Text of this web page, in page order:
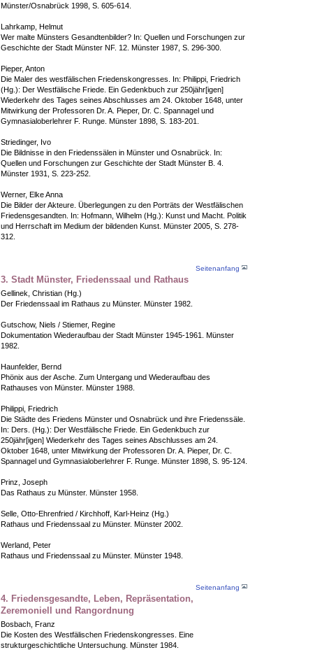
Münster/Osnabrück 1998, S. 605-614.
Lahrkamp, Helmut
Wer malte Münsters Gesandtenbilder? In: Quellen und Forschungen zur
Geschichte der Stadt Münster NF. 12. Münster 1987, S. 296-300.
Pieper, Anton
Die Maler des westfälischen Friedenskongresses. In: Philippi, Friedrich
(Hg.): Der Westfälische Friede. Ein Gedenkbuch zur 250jähr[igen]
Wiederkehr des Tages seines Abschlusses am 24. Oktober 1648, unter
Mitwirkung der Professoren Dr. A. Pieper, Dr. C. Spannagel und
Gymnasialoberlehrer F. Runge. Münster 1898, S. 183-201.
Striedinger, Ivo
Die Bildnisse in den Friedenssälen in Münster und Osnabrück. In:
Quellen und Forschungen zur Geschichte der Stadt Münster B. 4.
Münster 1931, S. 223-252.
Werner, Elke Anna
Die Bilder der Akteure. Überlegungen zu den Porträts der Westfälischen
Friedensgesandten. In: Hofmann, Wilhelm (Hg.): Kunst und Macht. Politik
und Herrschaft im Medium der bildenden Kunst. Münster 2005, S. 278-
312.
Seitenanfang
3. Stadt Münster, Friedenssaal und Rathaus
Gellinek, Christian (Hg.)
Der Friedenssaal im Rathaus zu Münster. Münster 1982.
Gutschow, Niels / Stiemer, Regine
Dokumentation Wiederaufbau der Stadt Münster 1945-1961. Münster
1982.
Haunfelder, Bernd
Phönix aus der Asche. Zum Untergang und Wiederaufbau des
Rathauses von Münster. Münster 1988.
Philippi, Friedrich
Die Städte des Friedens Münster und Osnabrück und ihre Friedenssäle.
In: Ders. (Hg.): Der Westfälische Friede. Ein Gedenkbuch zur
250jähr[igen] Wiederkehr des Tages seines Abschlusses am 24.
Oktober 1648, unter Mitwirkung der Professoren Dr. A. Pieper, Dr. C.
Spannagel und Gymnasialoberlehrer F. Runge. Münster 1898, S. 95-124.
Prinz, Joseph
Das Rathaus zu Münster. Münster 1958.
Selle, Otto-Ehrenfried / Kirchhoff, Karl-Heinz (Hg.)
Rathaus und Friedenssaal zu Münster. Münster 2002.
Werland, Peter
Rathaus und Friedenssaal zu Münster. Münster 1948.
Seitenanfang
4. Friedensgesandte, Leben, Repräsentation,
Zeremoniell und Rangordnung
Bosbach, Franz
Die Kosten des Westfälischen Friedenskongresses. Eine
strukturgeschichtliche Untersuchung. Münster 1984.